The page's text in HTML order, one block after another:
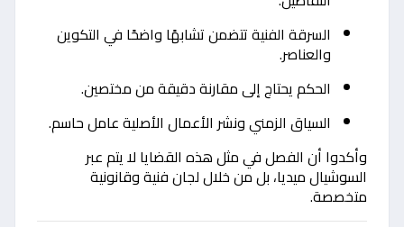
السرقة الفنية تتضمن تشابهًا واضحًا في التكوين
والعناصر.
الحكم يحتاج إلى مقارنة دقيقة من مختصين.
السياق الزمني ونشر الأعمال الأصلية عامل حاسم.
وأكدوا أن الفصل في مثل هذه القضايا لا يتم عبر
السوشيال ميديا، بل من خلال لجان فنية وقانونية
متخصصة.